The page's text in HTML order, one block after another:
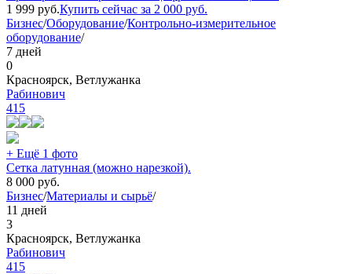
1 999 руб.Купить сейчас за 2 000 руб.
Бизнес/Оборудование/Контрольно-измерительное
оборудование/
7 дней
0
Красноярск, Ветлужанка
Рабинович
415
+ Ещё 1 фото
Сетка латунная (можно нарезкой).
8 000 руб.
Бизнес/Материалы и сырьё/
11 дней
3
Красноярск, Ветлужанка
Рабинович
415